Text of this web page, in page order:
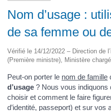
Nom d’usage :
de sa femme ou
Vérifié le 14/12/2022 – Direction de
(Première ministre), Ministère
Peut-on porter le nom de famille
d’usage ? Nous vous indiquons
choisir et comment le faire
d’identité, passeport) et sur vos